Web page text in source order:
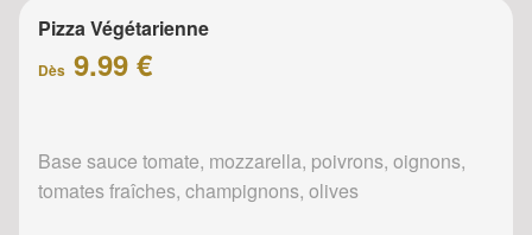
Pizza Végétarienne
Dès 9.99 €
Base sauce tomate, mozzarella, poivrons, oignons,
tomates fraîches, champignons, olives